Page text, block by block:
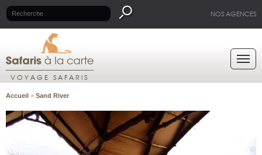
NOS AGENCES
VOYAGE SAFARIS
Accueil > Sand River